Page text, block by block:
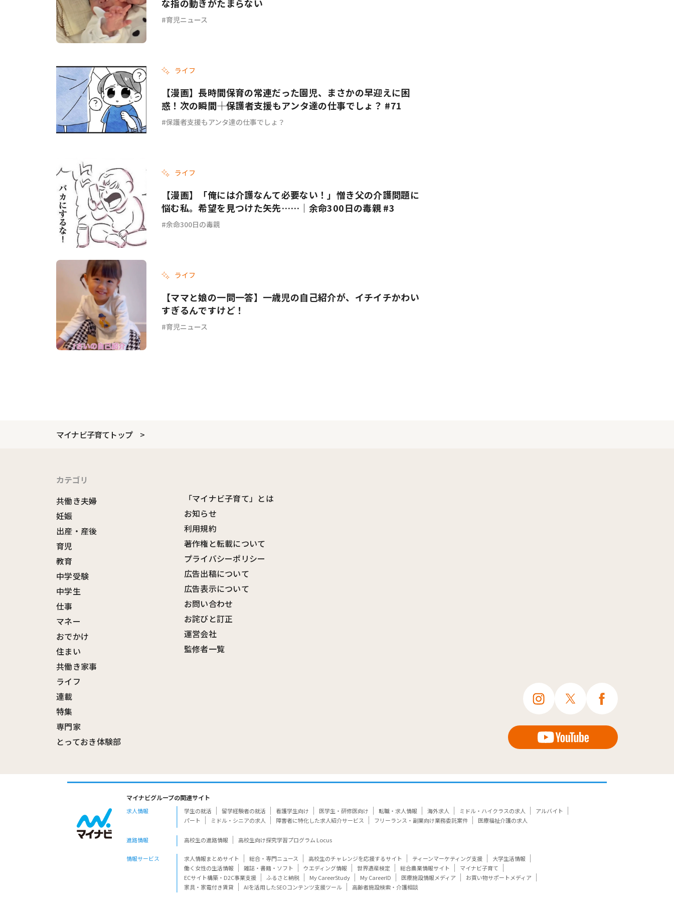
な指の動きがたまらない
育児ニュース
ライフ
【漫画】長時間保育の常連だった園児、まさかの早迎えに困
惑！次の瞬間――｜保護者支援もアンタ達の仕事でしょ？ #71
保護者支援もアンタ達の仕事でしょ？
ライフ
【漫画】「俺には介護なんて必要ない！」憎き父の介護問題に
悩む私。希望を見つけた矢先……｜余命300日の毒親 #3
余命300日の毒親
ライフ
【ママと娘の一問一答】一歳児の自己紹介が、イチイチかわい
すぎるんですけど！
育児ニュース
マイナビ子育てトップ
カテゴリ
共働き夫婦
妊娠
出産・産後
育児
教育
中学受験
中学生
仕事
マネー
おでかけ
住まい
共働き家事
ライフ
連載
特集
専門家
とっておき体験部
「マイナビ子育て」とは
お知らせ
利用規約
著作権と転載について
プライバシーポリシー
広告出稿について
広告表示について
お問い合わせ
お詫びと訂正
運営会社
監修者一覧
マイナビグループの関連サイト
求人情報 学生の就活 留学経験者の就活 看護学生向け 医学生・研修医向け 転職・求人情報 海外求人 ミドル・ハイクラスの求人
アルバイト
パート
ミドル・シニアの求人 障害者に特化した求人紹介サービス フリーランス・副業向け業務委託案件 医療福祉介護の求人
進路情報 高校生の進路情報 高校生向け探究学習プログラム Locus
情報サービス 求人情報まとめサイト 総合・専門ニュース 高校生のチャレンジを応援するサイト ティーンマーケティング支援
大学生活情報
働く女性の生活情報
雑誌・書籍・ソフト ウエディング情報 世界遺産検定 総合農業情報サイト
マイナビ子育て
ECサイト構築・D2C事業支援
ふるさと納税 My CareerStudy My CareerID 医療施設情報メディア
お買い物サポートメディア
家具・家電付き賃貸
AIを活用したSEOコンテンツ支援ツール 高齢者施設検索・介護相談